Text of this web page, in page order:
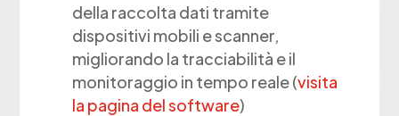
della raccolta dati tramite
dispositivi mobili e scanner,
migliorando la tracciabilità e il
monitoraggio in tempo reale (visita
la pagina del software)